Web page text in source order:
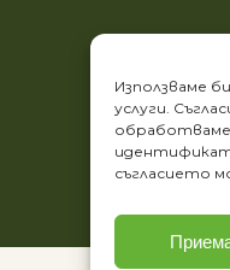
Използваме
услуги.
обработваме
съгласието